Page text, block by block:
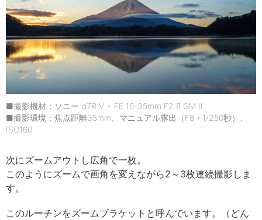
■撮影機材：ソニー α7R V + FE 16-35mm F2.8 GM II
■撮影環境：焦点距離35mm、マニュアル露出（F8・1/250秒）、
ISO160
次にズームアウトし広角で一枚。
このようにズームで画角を変えながら2～3枚連続撮影しま
す。
このルーチンをズームブラケットと呼んでいます。（どん